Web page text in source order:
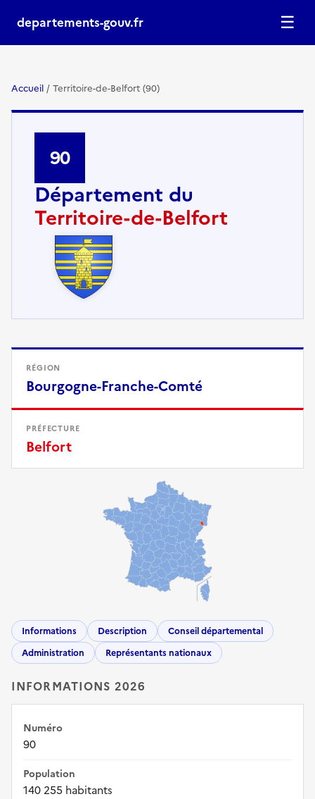
departements-gouv.fr ☰
Accueil / Territoire-de-Belfort (90)
90
Département du
Territoire-de-Belfort
RÉGION
Bourgogne-Franche-Comté
PRÉFECTURE
Belfort
Informations Description
Conseil départemental
Administration
Représentants nationaux
INFORMATIONS 2026
Numéro
90
Population
140 255 habitants